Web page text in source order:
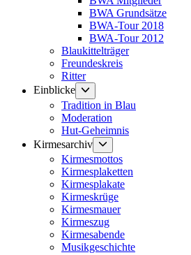
BWA Grundsätze
BWA-Tour 2018
BWA-Tour 2012
Blaukittelträger
Freundeskreis
Ritter
Einblicke
Untermenü
anzeigen
Tradition in Blau
Moderation
Hut-Geheimnis
Kirmesarchiv
anzeigen
Kirmesmottos
Kirmesplaketten
Kirmesplakate
Kirmeskrüge
Kirmesmauer
Kirmeszug
Kirmesabende
Musikgeschichte